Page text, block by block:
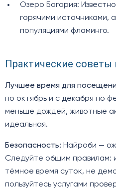
Озеро Богория:
горячими источниками,
популяциями фламинго.
Практические советы
Лучшее время для
по октябрь и с декабря по
меньше дождей, животные
идеальная.
Безопасность: Найроби —
Следуйте общим правилам:
тёмное время суток, не
пользуйтесь услугами